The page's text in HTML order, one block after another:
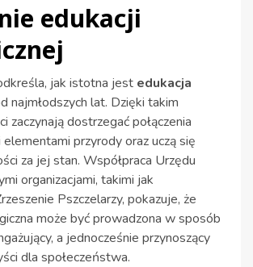
edukacji
jak istotna jest edukacja
najmłodszych lat. Dzięki takim
zaczynają dostrzegać połączenia
przyrody oraz uczą się
za jej stan. Współpraca Urzędu
organizacjami, takimi jak
Pszczelarzy, pokazuje, że
może być prowadzona w sposób
a jednocześnie przynoszący
dla społeczeństwa.